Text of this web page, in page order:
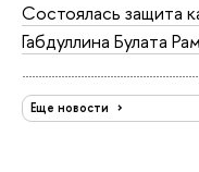
Состоялась защита
Габдуллина Булата
Еще новости